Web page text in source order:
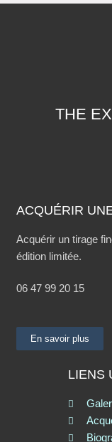
THE
ACQUÉRIR
Acquérir un tirage
édition limitée.
06 47 99 20 15
En savoir plus
LIENS